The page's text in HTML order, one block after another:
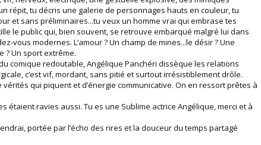
répit, tu décris une galerie de personnages hauts en couleur, tu
et sans préliminaires...tu veux un homme vrai qui embrase tes
le public qui, bien souvent, se retrouve embarqué malgré lui dans
vous modernes. L’amour ? Un champ de mines...le désir ? Une
? Un sport extrême.
comique redoutable, Angélique Panchéri dissèque les relations
c’est vif, mordant, sans pitié et surtout irrésistiblement drôle.
qui piquent et d’énergie communicative. On en ressort prêtes à
étaient ravies aussi. Tu es une Sublime actrice Angélique, merci et à
portée par l’écho des rires et la douceur du temps partagé